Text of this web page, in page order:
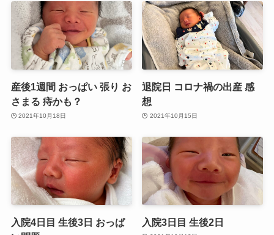
産後1週間 おっぱい 張り お
さまる 痔かも？
2021年10月18日
退院日 コロナ禍の出産 感
想
2021年10月15日
入院4日目 生後3日 おっぱ
入院3日目 生後2日